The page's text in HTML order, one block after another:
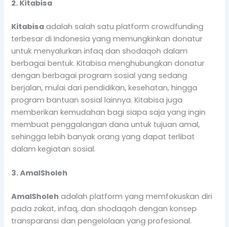
2. Kitabisa
Kitabisa adalah salah satu platform crowdfunding
terbesar di Indonesia yang memungkinkan donatur
untuk menyalurkan infaq dan shodaqoh dalam
berbagai bentuk. Kitabisa menghubungkan donatur
dengan berbagai program sosial yang sedang
berjalan, mulai dari pendidikan, kesehatan, hingga
program bantuan sosial lainnya. Kitabisa juga
memberikan kemudahan bagi siapa saja yang ingin
membuat penggalangan dana untuk tujuan amal,
sehingga lebih banyak orang yang dapat terlibat
dalam kegiatan sosial.
3. AmalSholeh
AmalSholeh adalah platform yang memfokuskan diri
pada zakat, infaq, dan shodaqoh dengan konsep
transparansi dan pengelolaan yang profesional.